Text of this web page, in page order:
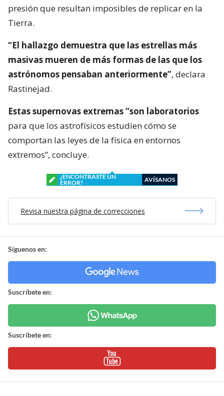
presión que resultan imposibles de replicar en la
Tierra.
“El hallazgo demuestra que las estrellas más
masivas mueren de más formas de las que los
astrónomos pensaban anteriormente”, declara
Rastinejad.
Estas supernovas extremas “son laboratorios
para que los astrofísicos estudien cómo se
comportan las leyes de la física en entornos
extremos”, concluye.
¿ENCONTRASTE UN
ERROR?
AVÍSANOS
Revisa nuestra página de correcciones
Síguenos en:
Suscríbete en:
Suscríbete en: